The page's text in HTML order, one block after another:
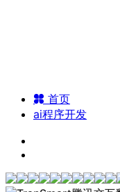
首页
ai程序开发